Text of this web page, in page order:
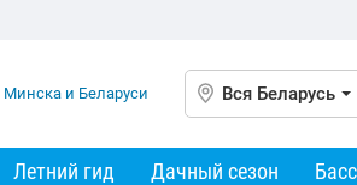
Вся Беларусь
Летний гид Дачный сезон